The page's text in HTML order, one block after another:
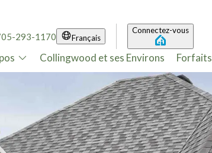
293-1170 Français
Connectez-vous
Collingwood et ses Environs Forfaits